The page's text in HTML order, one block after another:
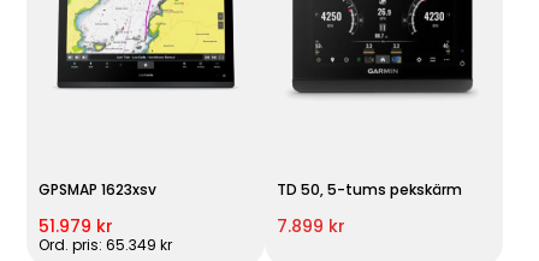
GPSMAP 1623xsv
51.979 kr
Ord. pris: 65.349 kr
TD 50, 5-tums pekskärm
7.899 kr